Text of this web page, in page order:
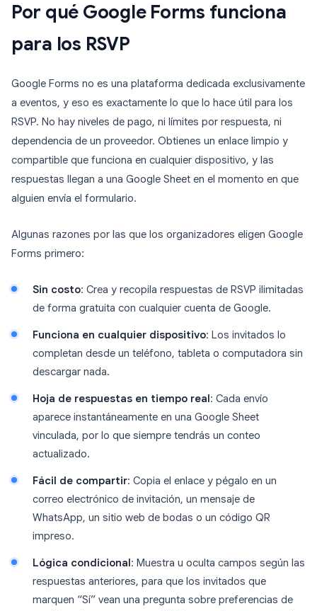
Por qué Google Forms funciona
para los RSVP
Google Forms no es una plataforma dedicada exclusivamente
a eventos, y eso es exactamente lo que lo hace útil para los
RSVP. No hay niveles de pago, ni límites por respuesta, ni
dependencia de un proveedor. Obtienes un enlace limpio y
compartible que funciona en cualquier dispositivo, y las
respuestas llegan a una Google Sheet en el momento en que
alguien envía el formulario.
Algunas razones por las que los organizadores eligen Google
Forms primero:
Sin costo: Crea y recopila respuestas de RSVP ilimitadas
de forma gratuita con cualquier cuenta de Google.
Funciona en cualquier dispositivo: Los invitados lo
completan desde un teléfono, tableta o computadora sin
descargar nada.
Hoja de respuestas en tiempo real: Cada envío
aparece instantáneamente en una Google Sheet
vinculada, por lo que siempre tendrás un conteo
actualizado.
Fácil de compartir: Copia el enlace y pégalo en un
correo electrónico de invitación, un mensaje de
WhatsApp, un sitio web de bodas o un código QR
impreso.
Lógica condicional: Muestra u oculta campos según las
respuestas anteriores, para que los invitados que
marquen “Sí” vean una pregunta sobre preferencias de